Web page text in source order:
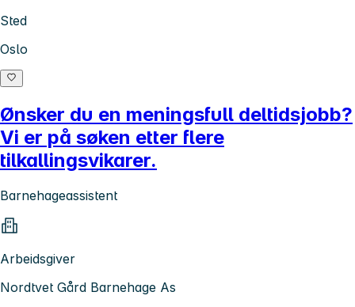
Sted
Oslo
Ønsker du en meningsfull deltidsjobb?
Vi er på søken etter flere
tilkallingsvikarer.
Barnehageassistent
Arbeidsgiver
Nordtvet Gård Barnehage As